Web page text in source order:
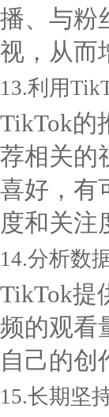
播、与粉
视，从而
13.利用
TikTok的
荐相关的
喜好，有
度和关注
14.分析数
TikTok提
频的观看
自己的创
15.长期坚